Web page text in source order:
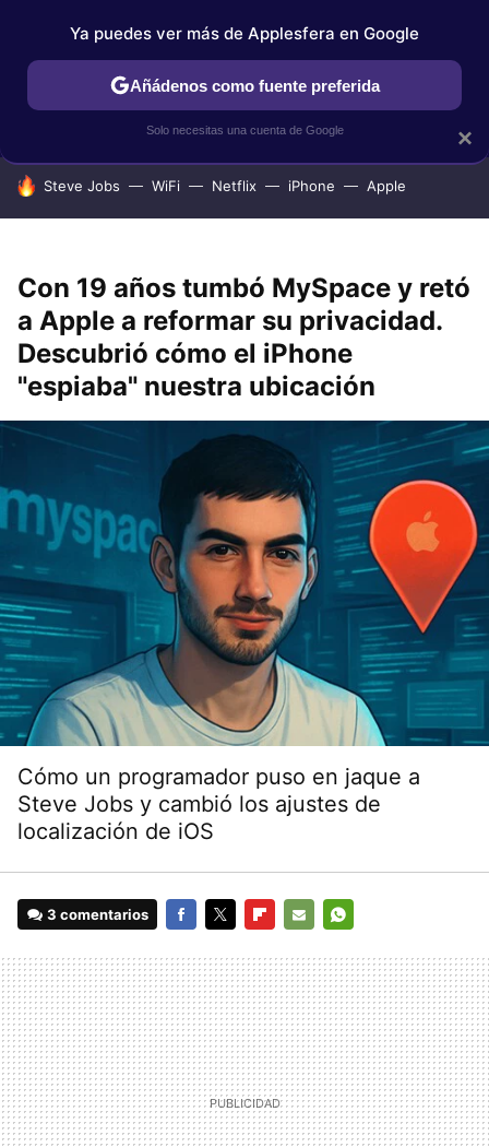
IPHONE TUTORIALES APPLESFERA SELECCIÓN
HOY SE HABLA DE
Steve Jobs WiFi Netflix iPhone Apple
Con 19 años tumbó MySpace y retó
a Apple a reformar su privacidad.
Descubrió cómo el iPhone
"espiaba" nuestra ubicación
Cómo un programador puso en jaque a
Steve Jobs y cambió los ajustes de
localización de iOS
3 comentarios
MAIL
×
Ya puedes ver más de Applesfera en Google
Añádenos como fuente preferida
Solo necesitas una cuenta de Google